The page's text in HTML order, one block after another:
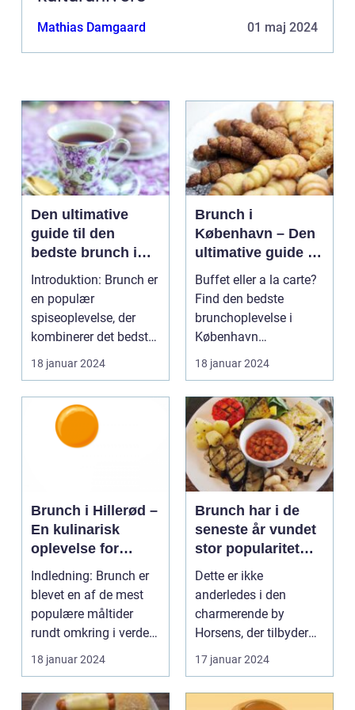
Mathias Damgaard 01 maj 2024
Den ultimative
guide til den
bedste brunch i
Århus
Introduktion: Brunch er
en populær
spiseoplevelse, der
kombinerer det bedste
fra morgenmad og
frokos...
18 januar 2024
Brunch i
København – Den
ultimative guide til
eventyrrejsende
og backpackere
Buffet eller a la carte?
Find den bedste
brunchoplevelse i
København
Introduktion til brunch i
Køb...
18 januar 2024
Brunch i Hillerød –
En kulinarisk
oplevelse for
eventyrrejsende
og backpackere
Indledning: Brunch er
blevet en af de mest
populære måltider
rundt omkring i verden,
og Hillerød er ...
18 januar 2024
Brunch har i de
seneste år vundet
stor popularitet
blandt
madentusiaster og
dem, der elsker at
kombinere de
lækreste
morgenmadslækk
erier med
frokostfavoritter
Dette er ikke
anderledes i den
charmerende by
Horsens, der tilbyder
en række steder, hvor
man kan ny...
17 januar 2024